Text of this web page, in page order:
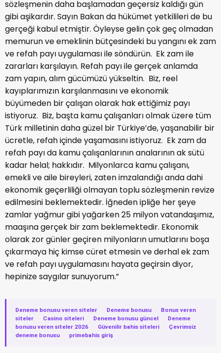
sözleşmenin daha başlamadan geçersiz kaldığı gün
gibi aşikardır. Sayın Bakan da hükümet yetkilileri de bu
gerçeği kabul etmiştir. Öyleyse gelin çok geç olmadan
memurun ve emeklinin bütçesindeki bu yangını ek zam
ve refah payı uygulaması ile söndürün. Ek zam ile
zararları karşılayın. Refah payı ile gerçek anlamda
zam yapın, alım gücümüzü yükseltin. Biz, reel
kayıplarımızın karşılanmasını ve ekonomik
büyümeden bir çalışan olarak hak ettiğimiz payı
istiyoruz. Biz, başta kamu çalışanları olmak üzere tüm
Türk milletinin daha güzel bir Türkiye’de, yaşanabilir bir
ücretle, refah içinde yaşamasını istiyoruz. Ek zam da
refah payı da kamu çalışanlarının analarının ak sütü
kadar helal; hakkıdır. Milyonlarca kamu çalışanı,
emekli ve aile bireyleri, zaten imzalandığı anda dahi
ekonomik geçerliliği olmayan toplu sözleşmenin revize
edilmesini beklemektedir. İğneden ipliğe her şeye
zamlar yağmur gibi yağarken 25 milyon vatandaşımız,
maaşına gerçek bir zam beklemektedir. Ekonomik
olarak zor günler geçiren milyonların umutlarını boşa
çıkarmaya hiç kimse cüret etmesin ve derhal ek zam
ve refah payı uygulamasını hayata geçirsin diyor,
hepinize saygılar sunuyorum.”
Deneme bonusu veren siteler · Deneme bonusu ·
Bonus veren
siteler
· Casino siteleri · Deneme bonusu güncel ·
Deneme
bonusu veren siteler 2026
· Güvenilir bahis siteleri ·
Çevrimsiz
deneme bonusu
· primebahis giriş